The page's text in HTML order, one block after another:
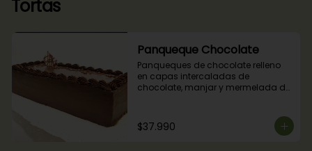
Tortas
Panqueque Chocolate
Panqueques de chocolate relleno
en capas intercaladas de
chocolate, manjar y mermelada de
$37.990